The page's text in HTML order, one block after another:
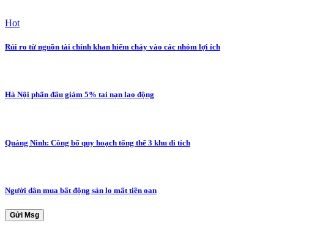
Hot
Rủi ro từ nguồn tài chính khan hiếm chảy vào các nhóm lợi ích
Hà Nội phấn đấu giảm 5% tai nạn lao động
Quảng Ninh: Công bố quy hoạch tổng thể 3 khu di tích
Người dân mua bất động sản lo mất tiền oan
Gửi Msg